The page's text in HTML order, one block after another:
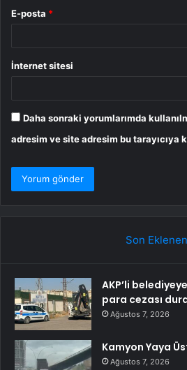
E-posta *
İnternet sitesi
Daha sonraki yorumlarımda
adresim ve site adresim bu tarayıcıya
Son Eklenen
AKP’li
para cezası
Ağustos 7, 2026
Kamyon Yaya
Ağustos 7, 2026